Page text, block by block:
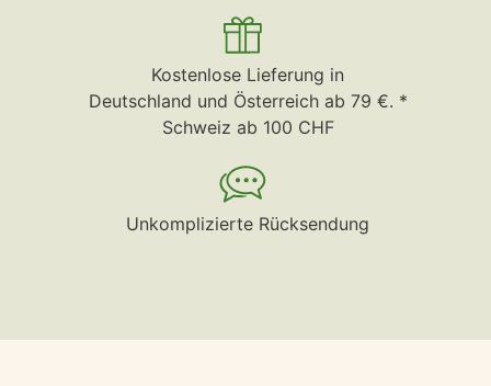
Kostenlose Lieferung in
Deutschland und Österreich ab 79 €. *
Schweiz ab 100 CHF
Unkomplizierte Rücksendung